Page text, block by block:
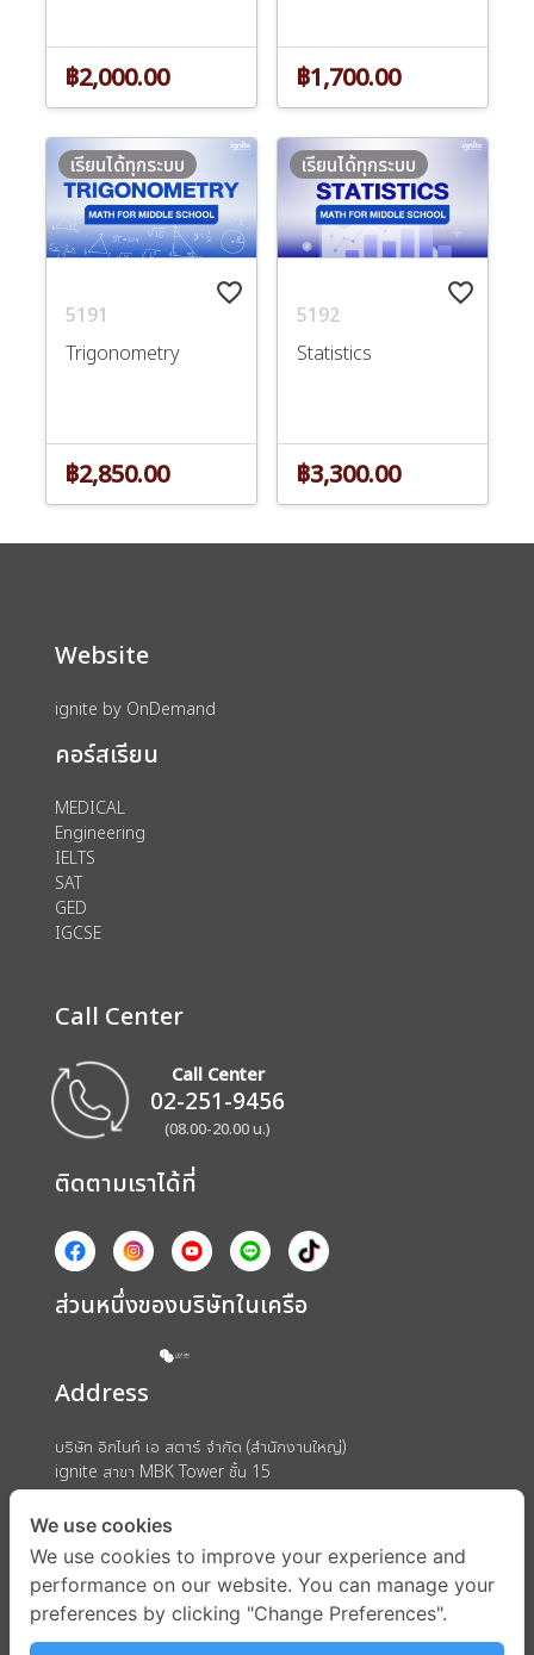
฿2,000.00 ฿1,700.00
favorite_border
5191
Trigonometry
เรียนได้ทุกระบบ
฿2,850.00
favorite_border
5192
Statistics
เรียนได้ทุกระบบ
฿3,300.00
Website
ignite by OnDemand
คอร์สเรียน
MEDICAL
Engineering
IELTS
SAT
GED
IGCSE
Call Center
Call Center
02-251-9456
(08.00-20.00 น.)
ติดตามเราได้ที่
ส่วนหนึ่งของบริษัทในเครือ
Address
บริษัท อิกไนท์ เอ สตาร์ จำกัด (สำนักงานใหญ่)
ignite สาขา MBK Tower ชั้น 15
ถนนพญาไท แขวงวังใหม่ เขตปทุมวัน กรุงเทพมหานคร 10330
We use cookies
We use cookies to improve your experience and
performance on our website. You can manage your
preferences by clicking "Change Preferences".